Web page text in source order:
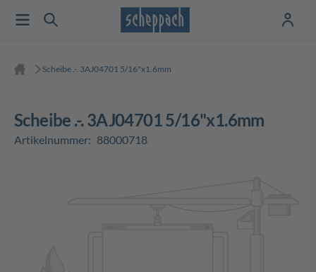
Scheibe .-. 3AJ04701 5/16"x1.6mm
Scheibe .-. 3AJ04701 5/16"x1.6mm
Artikelnummer: 88000718